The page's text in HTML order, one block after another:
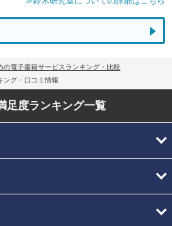
の電子書籍サービスランキング・比較
ング・口コミ情報
足度ランキング一覧